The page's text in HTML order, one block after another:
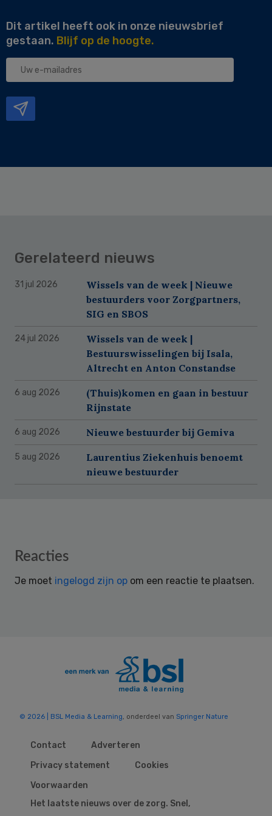
Dit artikel heeft ook in onze nieuwsbrief
gestaan. Blijf op de hoogte.
Uw
Gerelateerd nieuws
31 jul 2026
Wissels van de week | Nieuwe
bestuurders voor Zorgpartners,
SIG en SBOS
24 jul 2026
Wissels van de week |
Bestuurswisselingen bij Isala,
Altrecht en Anton Constandse
6 aug 2026
(Thuis)komen en gaan in bestuur
Rijnstate
6 aug 2026 Nieuwe bestuurder bij Gemiva
5 aug 2026
Laurentius Ziekenhuis benoemt
nieuwe bestuurder
Reader
Reacties
Je moet ingelogd zijn op om een reactie te plaatsen.
© 2026 | BSL Media & Learning, onderdeel van Springer Nature
Contact
Adverteren
Privacy statement
Cookies
Voorwaarden
Het laatste nieuws over de zorg. Snel,